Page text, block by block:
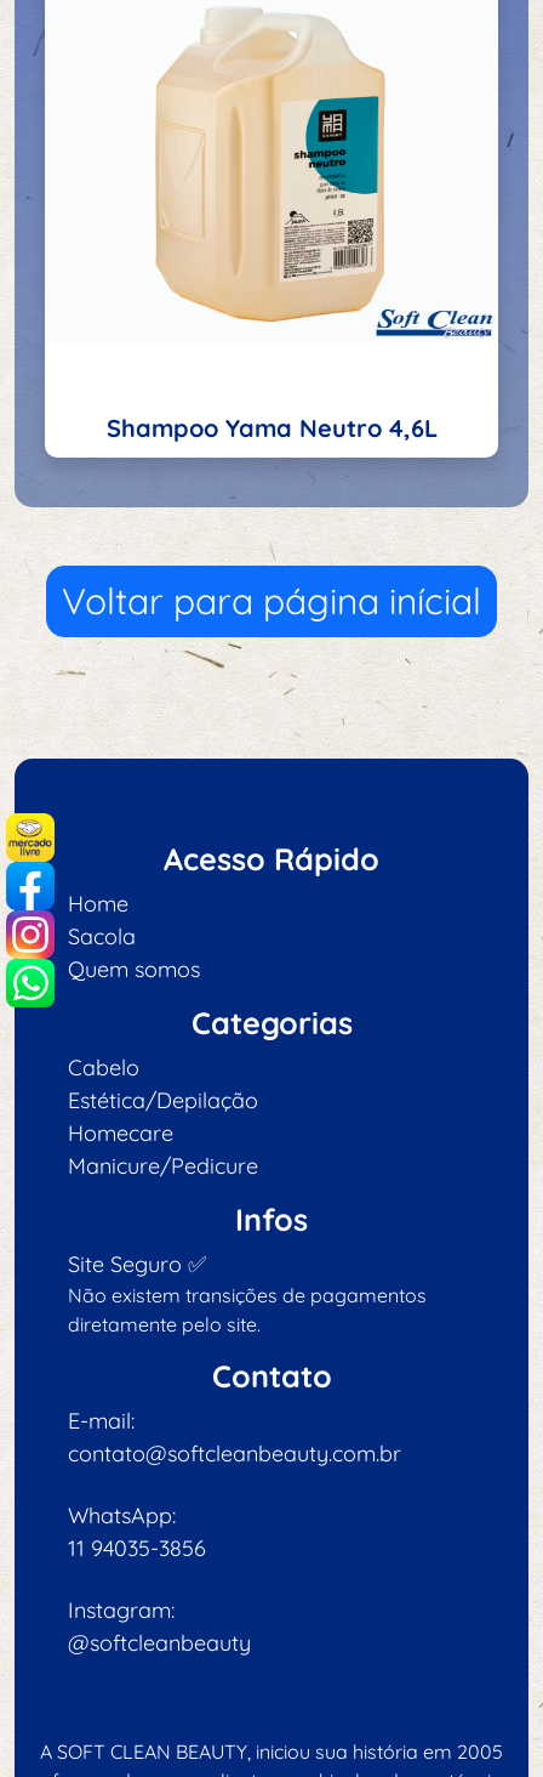
Shampoo Yama Neutro 4,6L
Voltar para página inícial
Acesso Rápido
Home
Sacola
Quem somos
Categorias
Cabelo
Estética/Depilação
Homecare
Manicure/Pedicure
Infos
Site Seguro ✅
Não existem transições de pagamentos
diretamente pelo site.
Contato
E-mail:
contato@softcleanbeauty.com.br
WhatsApp:
11 94035-3856
Instagram:
@softcleanbeauty
A SOFT CLEAN BEAUTY, iniciou sua história em 2005